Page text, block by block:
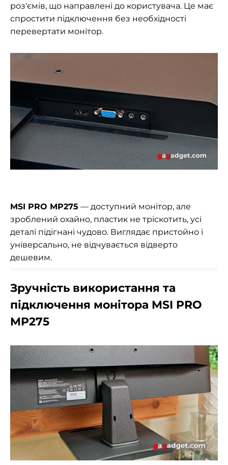
роз'ємів, що направлені до користувача. Це має
спростити підключення без необхідності
перевертати монітор.
MSI PRO MP275 — доступний монітор, але
зроблений охайно, пластик не тріскотить, усі
деталі підігнані чудово. Виглядає пристойно і
універсально, не відчувається відверто
дешевим.
Зручність використання та
підключення монітора MSI PRO
MP275